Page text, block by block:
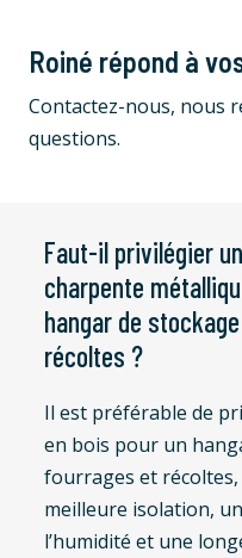
Roiné répond à
Contactez-nous, nous
questions.
Faut-il privilégier
charpente
hangar de
récoltes ?
Il est préférable de
en bois pour un
fourrages et
meilleure isolation,
l’humidité et une